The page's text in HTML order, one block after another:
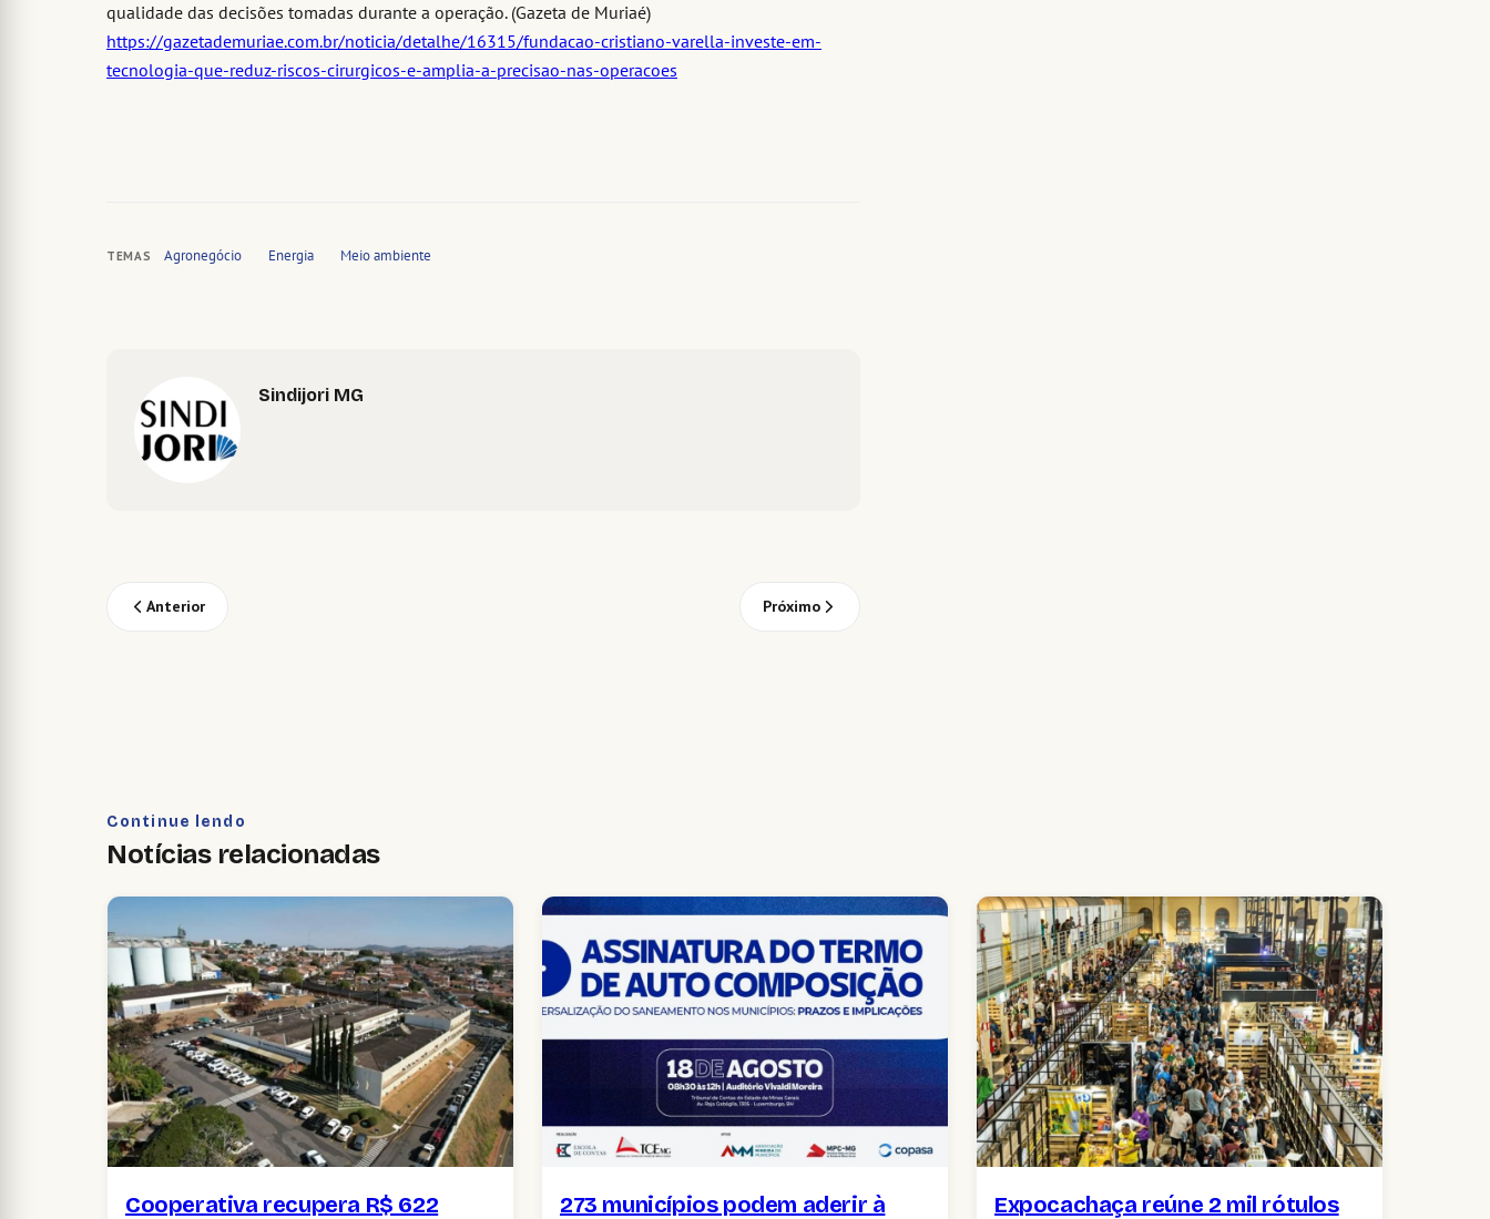
qualidade das decisões tomadas durante a operação. (Gazeta de Muriaé)
https://gazetademuriae.com.br/noticia/detalhe/16315/fundacao-cristiano-varella-investe-em-
tecnologia-que-reduz-riscos-cirurgicos-e-amplia-a-precisao-nas-operacoes
TEMAS Agronegócio Energia Meio ambiente
Sindijori MG
Anterior Próximo
Continue lendo
Notícias relacionadas
Cooperativa recupera R$ 622
273 municípios podem aderir à
Expocachaça reúne 2 mil rótulos